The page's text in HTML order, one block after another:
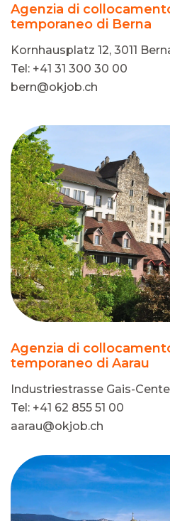
Agenzia di
temporaneo di Berna
Kornhausplatz 12, 3011
Tel: +41 31 300 30 00
bern@okjob.ch
Agenzia di
temporaneo di Aarau
Industriestrasse Gais-
Tel: +41 62 855 51 00
aarau@okjob.ch